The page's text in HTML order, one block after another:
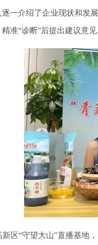
一介绍了企业现状和发
准“诊断”后提出建议意
区“守望大山”直播基地